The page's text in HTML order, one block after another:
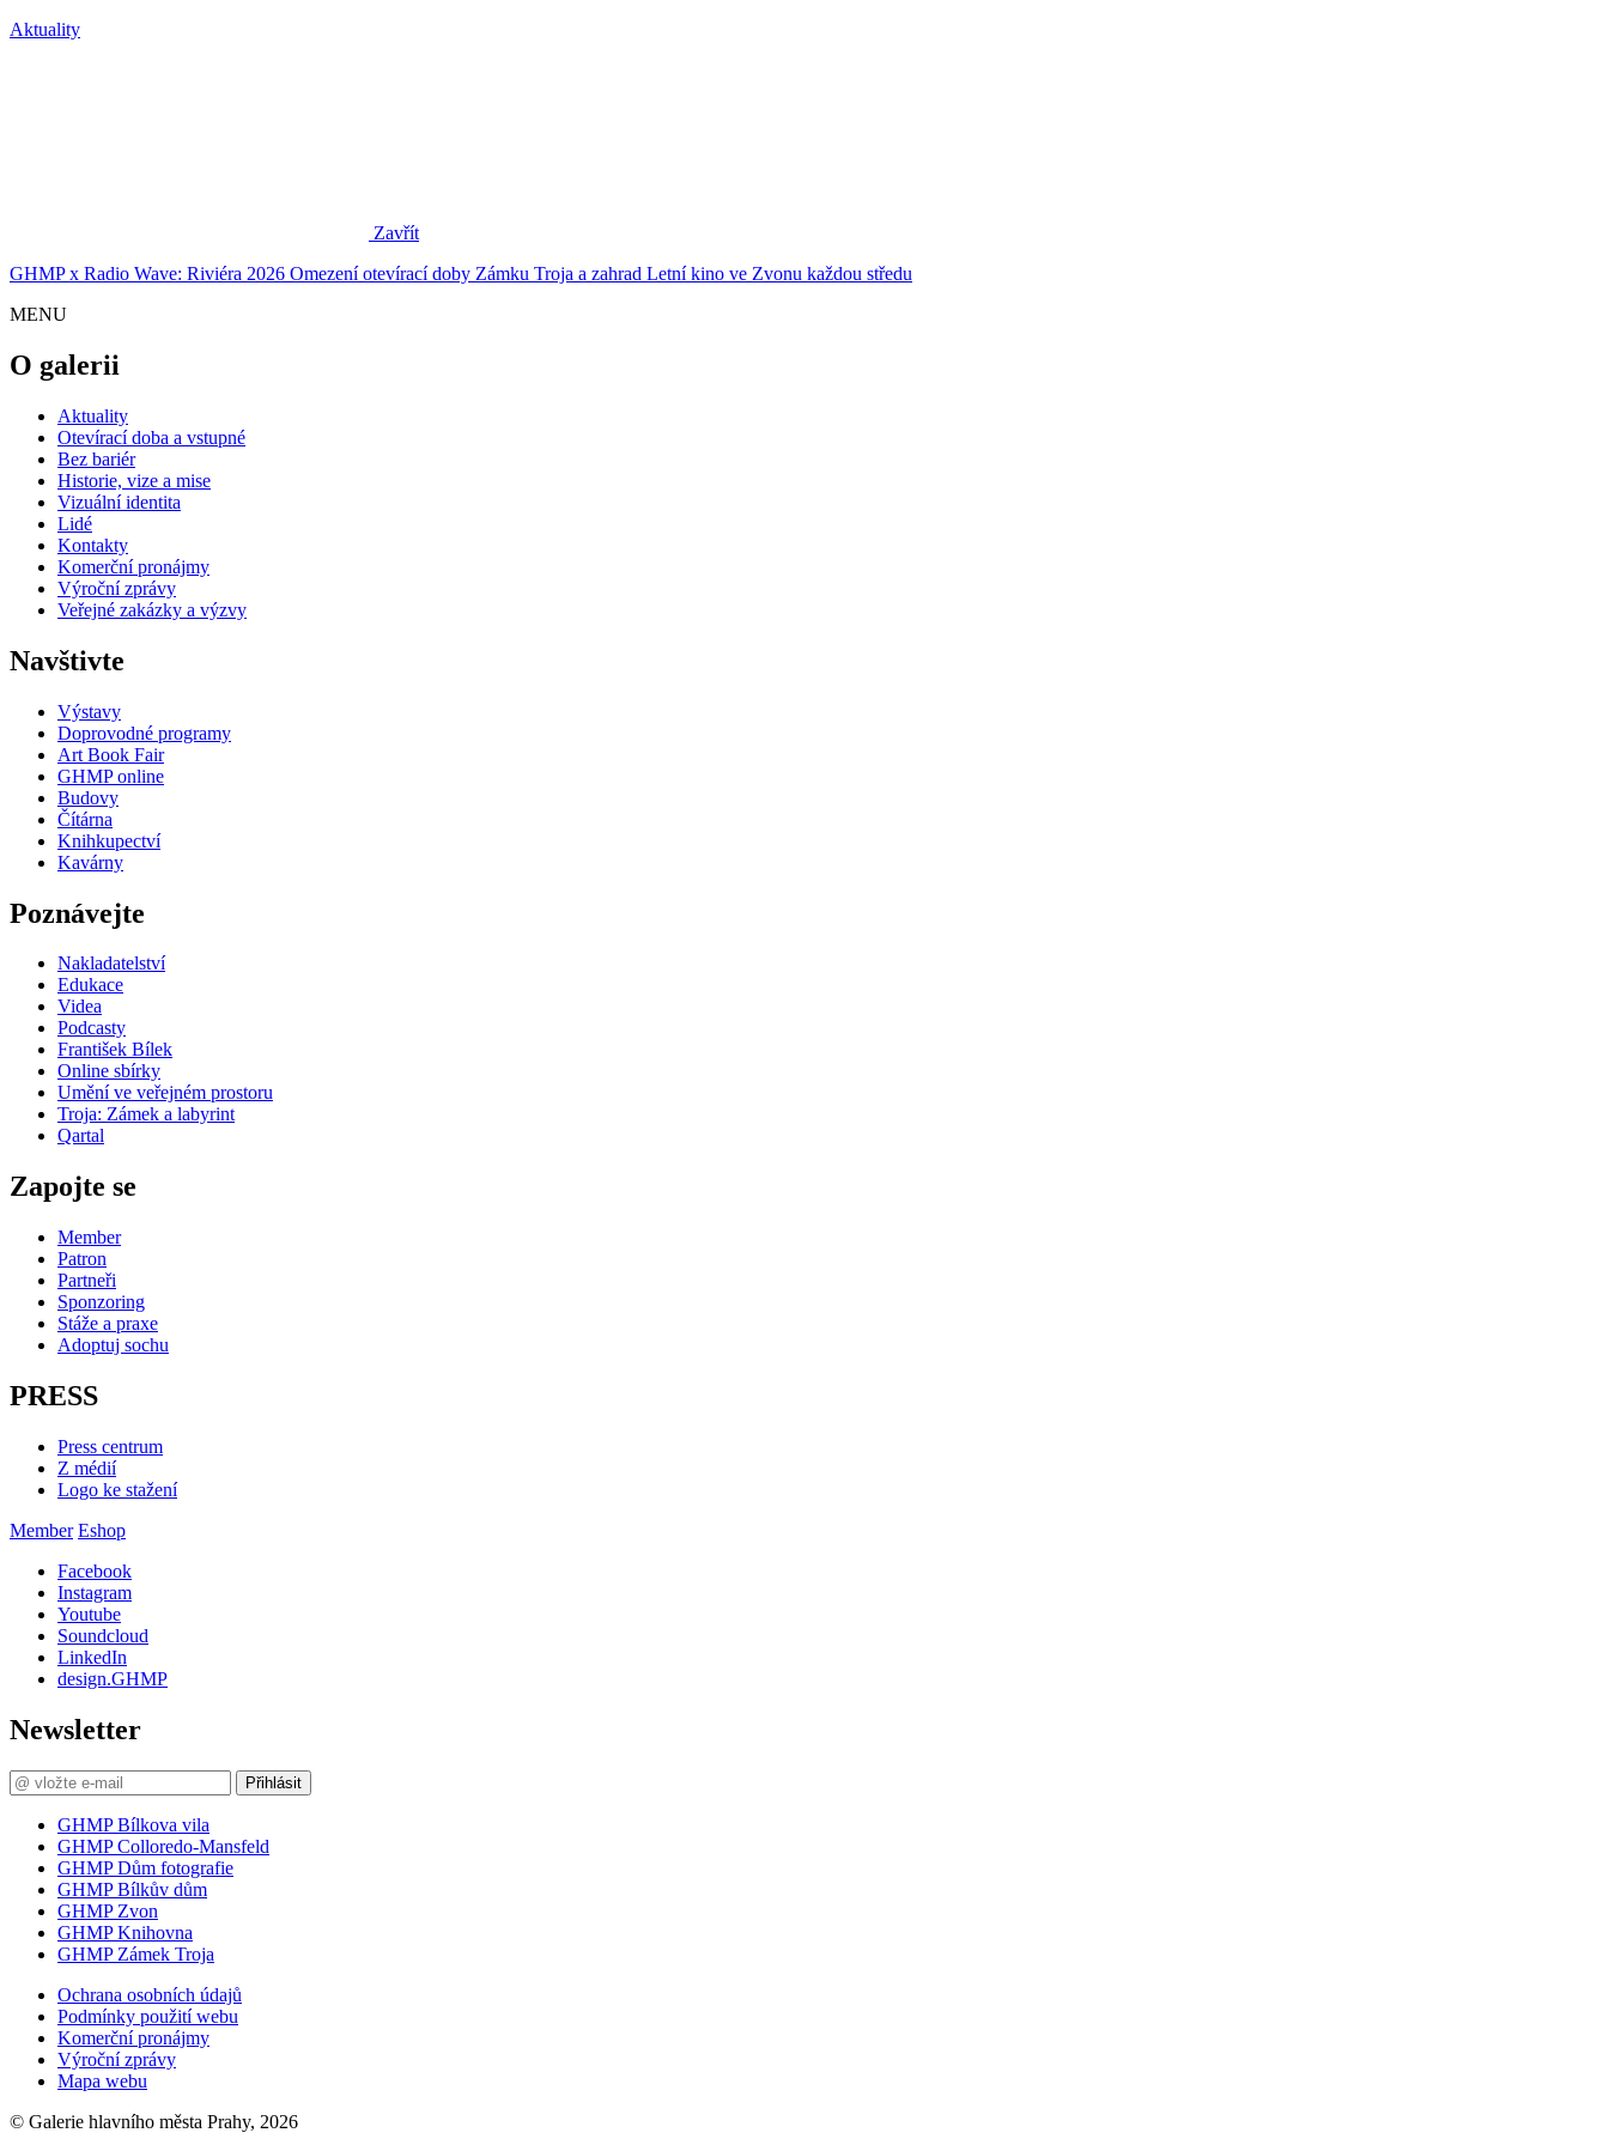
Aktuality
Zavřít
GHMP x Radio Wave: Riviéra 2026 Omezení otevírací doby Zámku Troja a zahrad Letní kino ve Zvonu každou středu
MENU
O galerii
Aktuality
Otevírací doba a vstupné
Bez bariér
Historie, vize a mise
Vizuální identita
Lidé
Kontakty
Komerční pronájmy
Výroční zprávy
Veřejné zakázky a výzvy
Navštivte
Výstavy
Doprovodné programy
Art Book Fair
GHMP online
Budovy
Čítárna
Knihkupectví
Kavárny
Poznávejte
Nakladatelství
Edukace
Videa
Podcasty
František Bílek
Online sbírky
Umění ve veřejném prostoru
Troja: Zámek a labyrint
Qartal
Zapojte se
Member
Patron
Partneři
Sponzoring
Stáže a praxe
Adoptuj sochu
PRESS
Press centrum
Z médií
Logo ke stažení
Member Eshop
Facebook
Instagram
Youtube
Soundcloud
LinkedIn
design.GHMP
Newsletter
Přihlásit
GHMP Bílkova vila
GHMP Colloredo-Mansfeld
GHMP Dům fotografie
GHMP Bílkův dům
GHMP Zvon
GHMP Knihovna
GHMP Zámek Troja
Ochrana osobních údajů
Podmínky použití webu
Komerční pronájmy
Výroční zprávy
Mapa webu
© Galerie hlavního města Prahy, 2026